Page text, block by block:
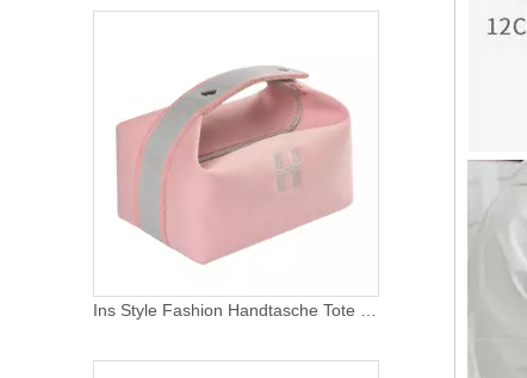
Ins Style Fashion Handtasche Tote Canvas Make-up Tasche Customized Canvas Kosmetiktasche Tasche Kosmetik Make-up Tasche für Damen